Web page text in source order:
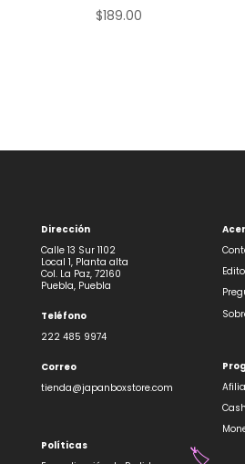
$189.00
Dirección
Calle 13 Sur 1102
Local 1, Planta alta
Col. La Paz, 72160
Puebla, Puebla
Teléfono
222 485 9974
Correo
tienda@japanboxstore.com
Políticas